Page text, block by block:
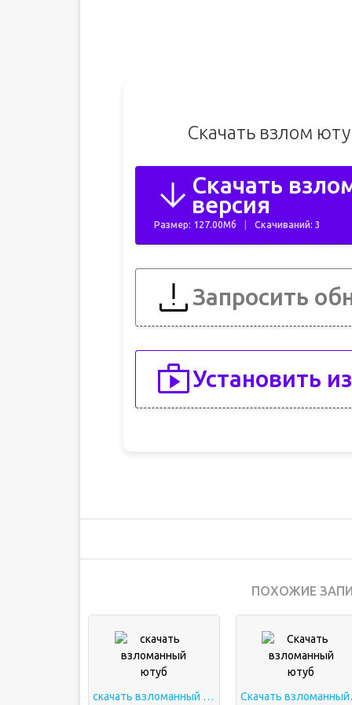
Скачать взлом
Скачать
версия
Размер: 127.00Мб Скачиваний: 3
Запросить
Установить
ПОХОЖИЕ
скачать взломанный ютуб